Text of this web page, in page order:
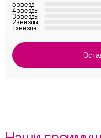
5 звезд
4 звезды
3 звезды
2 звезды
1 звезда